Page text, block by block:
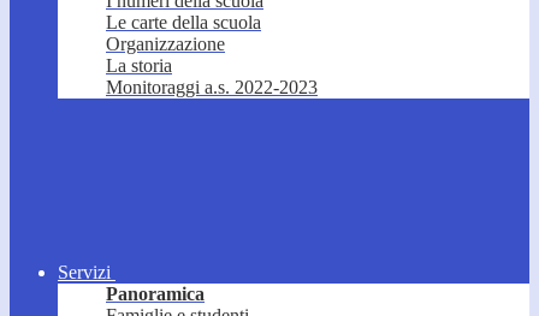
Le carte della scuola
Organizzazione
La storia
Monitoraggi a.s. 2022-2023
Servizi
Panoramica